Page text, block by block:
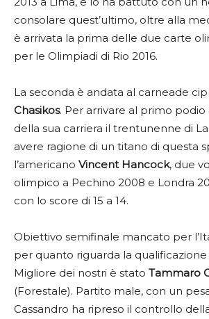
consolare quest’ultimo, oltre alla
è arrivata la prima delle due carte
per le Olimpiadi di Rio 2016.
La seconda è andata al carneade
Chasikos. Per arrivare al primo
della sua carriera il trentunenne di
avere ragione di un titano di questa
l’americano Vincent Hancock, due
olimpico a Pechino 2008 e Londra
con lo score di 15 a 14.
Obiettivo semifinale mancato per
per quanto riguarda la
Migliore dei nostri è stato Tammaro
(Forestale). Partito male, con un
Cassandro ha ripreso il controllo